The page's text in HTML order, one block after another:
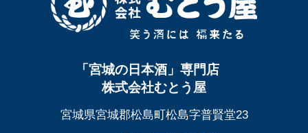
「宮城の日本酒」専門店
株式会社むとう屋
宮城県宮城郡松島町松島字普賢堂23